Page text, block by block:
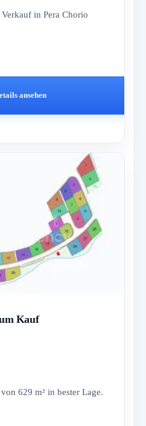
in Pera Chorio
ansehen
Kauf
629 m² in bester Lage.